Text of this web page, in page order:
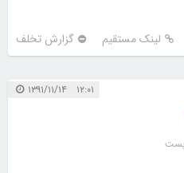
لینک مستقیم گزارش تخلف
۱۲:۰۱ ۱۳۹۱/۱۱/۱۴